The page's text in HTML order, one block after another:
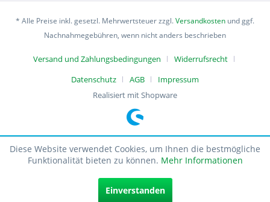
* Alle Preise inkl. gesetzl. Mehrwertsteuer zzgl.Versandkosten und ggf.
Nachnahmegebühren, wenn nicht anders beschrieben
Versand und Zahlungsbedingungen
Widerrufsrecht
Datenschutz
AGB
Impressum
Realisiert mit Shopware
Diese Website verwendet Cookies, um Ihnen die bestmögliche
Funktionalität bieten zu können. Mehr Informationen
Einverstanden